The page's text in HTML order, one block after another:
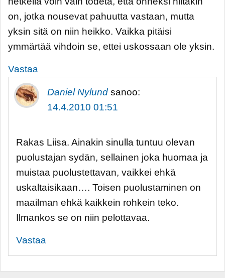
on, jotka nousevat pahuutta vastaan, mutta
yksin sitä on niin heikko. Vaikka pitäisi
ymmärtää vihdoin se, ettei uskossaan ole yksin.
Vastaa
Daniel Nylund sanoo:
14.4.2010 01:51
Rakas Liisa. Ainakin sinulla tuntuu olevan
puolustajan sydän, sellainen joka huomaa ja
muistaa puolustettavan, vaikkei ehkä
uskaltaisikaan…. Toisen puolustaminen on
maailman ehkä kaikkein rohkein teko.
Ilmankos se on niin pelottavaa.
Vastaa